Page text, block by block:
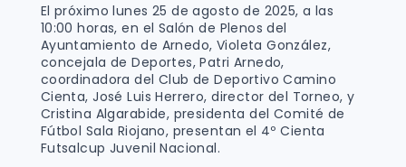
El próximo lunes 25 de agosto de 2025, a las
10:00 horas, en el Salón de Plenos del
Ayuntamiento de Arnedo, Violeta González,
concejala de Deportes, Patri Arnedo,
coordinadora del Club de Deportivo Camino
Cienta, José Luis Herrero, director del Torneo, y
Cristina Algarabide, presidenta del Comité de
Fútbol Sala Riojano, presentan el 4º Cienta
Futsalcup Juvenil Nacional.